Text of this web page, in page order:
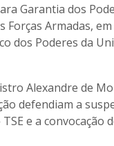
Garantia dos
Forças Armadas,
dos Poderes da
Alexandre de
defendiam a
e a convocação